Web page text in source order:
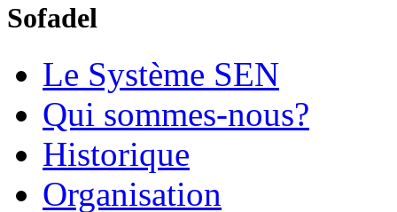
Sofadel
Le Système SEN
Qui sommes-nous?
Historique
Organisation